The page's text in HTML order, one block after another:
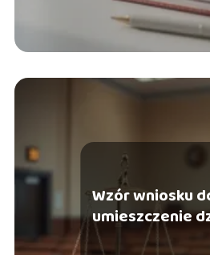
Wzór wniosku
umieszczenie
ośrodku